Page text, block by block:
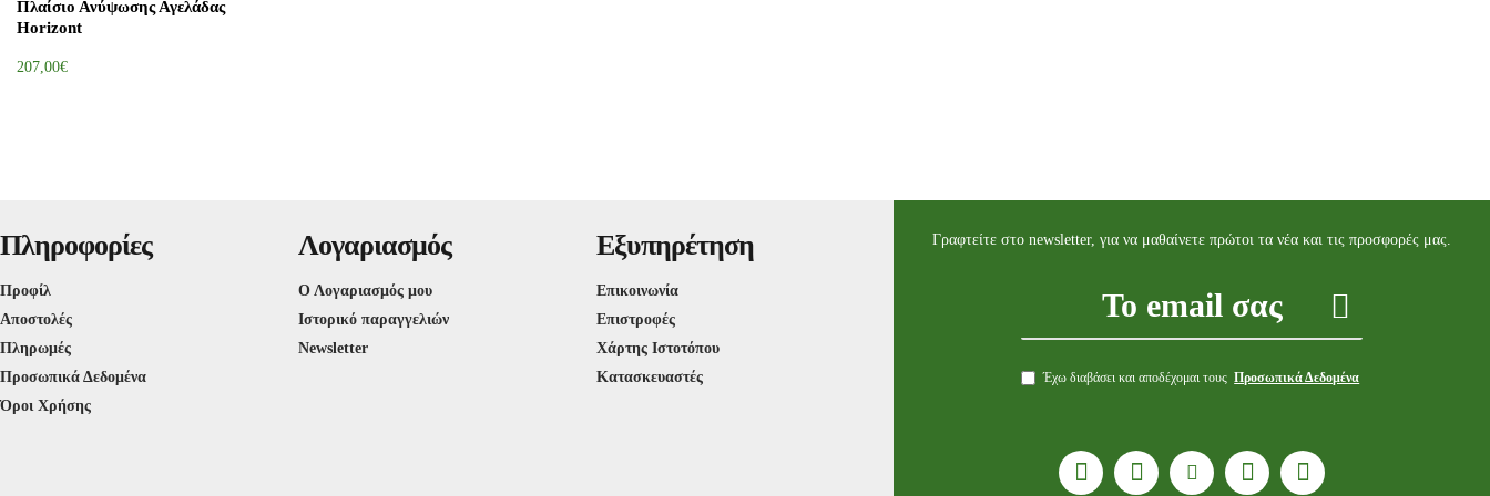
Πλαίσιο Ανύψωσης Αγελάδας
Horizont
207,00€
Πληροφορίες
Προφίλ
Αποστολές
Πληρωμές
Προσωπικά Δεδομένα
Όροι Χρήσης
Λογαριασμός
Ο Λογαριασμός μου
Ιστορικό παραγγελιών
Newsletter
Εξυπηρέτηση
Επικοινωνία
Επιστροφές
Χάρτης Ιστοτόπου
Κατασκευαστές
Γραφτείτε στο newsletter, για να μαθαίνετε πρώτοι τα νέα και τις προσφορές μας.
Έχω διαβάσει και αποδέχομαι τους Προσωπικά Δεδομένα